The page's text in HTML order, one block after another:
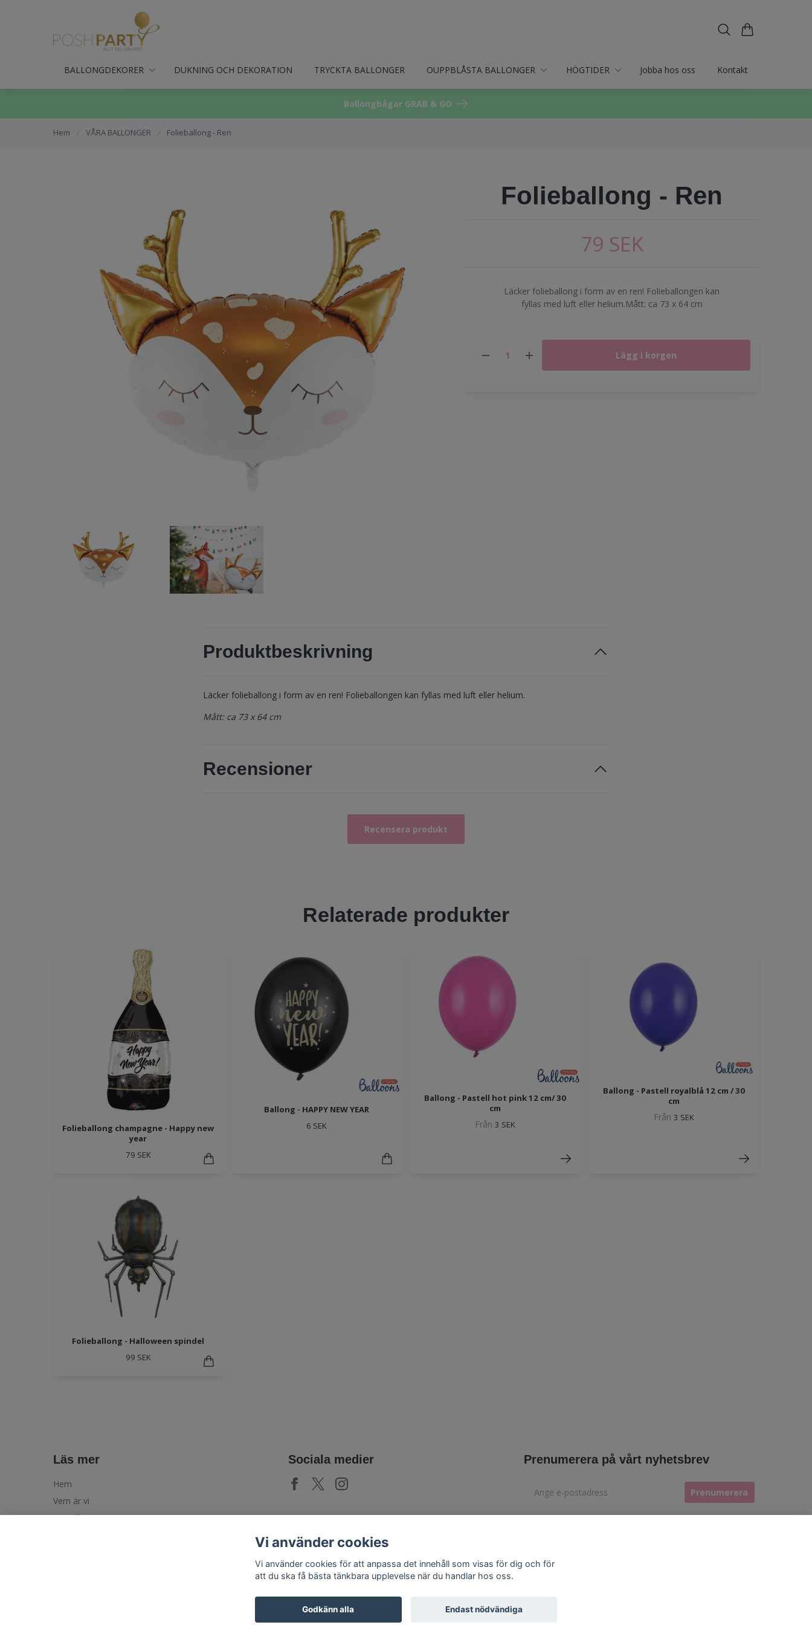
BALLONGDEKORER DUKNING OCH DEKORATION TRYCKTA BALLONGER OUPPBLÅSTA BALLONGER HÖGTIDER Jobba hos oss Kontakt
Ballongbågar GRAB & GO
Hem / VÅRA BALLONGER / Folieballong - Ren
Folieballong - Ren
79 SEK
Läcker folieballong i form av en ren! Folieballongen kan
fyllas med luft eller helium.Mått: ca 73 x 64 cm
Lägg i korgen
Produktbeskrivning
Läcker folieballong i form av en ren! Folieballongen kan fyllas med luft eller helium.
Mått: ca 73 x 64 cm
Recensioner
Recensera produkt
Relaterade produkter
Folieballong champagne - Happy new
year
79 SEK
Ballong - HAPPY NEW YEAR
6 SEK
Ballong - Pastell hot pink 12 cm/ 30
cm
Från 3 SEK
Ballong - Pastell royalblå 12 cm / 30
cm
Från 3 SEK
Folieballong - Halloween spindel
99 SEK
Läs mer
Hem
Vem är vi
Köpvillkor
Sociala medier Prenumerera på vårt nyhetsbrev
Prenumerera
© 2026 PoshParty
Vi använder cookies
Vi använder cookies för att anpassa det innehåll som visas för dig och för
att du ska få bästa tänkbara upplevelse när du handlar hos oss.
Godkänn alla Endast nödvändiga